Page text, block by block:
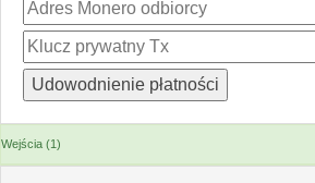
Wejścia (1)